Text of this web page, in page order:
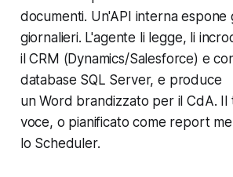
documenti. Un'API interna espone
giornalieri. L'agente li legge, li
il CRM (Dynamics/Salesforce) e
database SQL Server, e produce
un Word brandizzato per il CdA. Il
voce, o pianificato come report
lo Scheduler.